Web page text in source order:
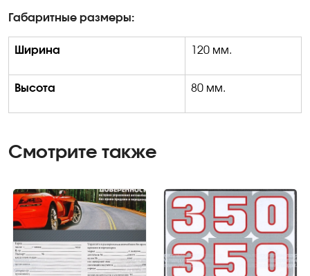
Габаритные размеры:
Ширина 120 мм.
Высота 80 мм.
Смотрите также